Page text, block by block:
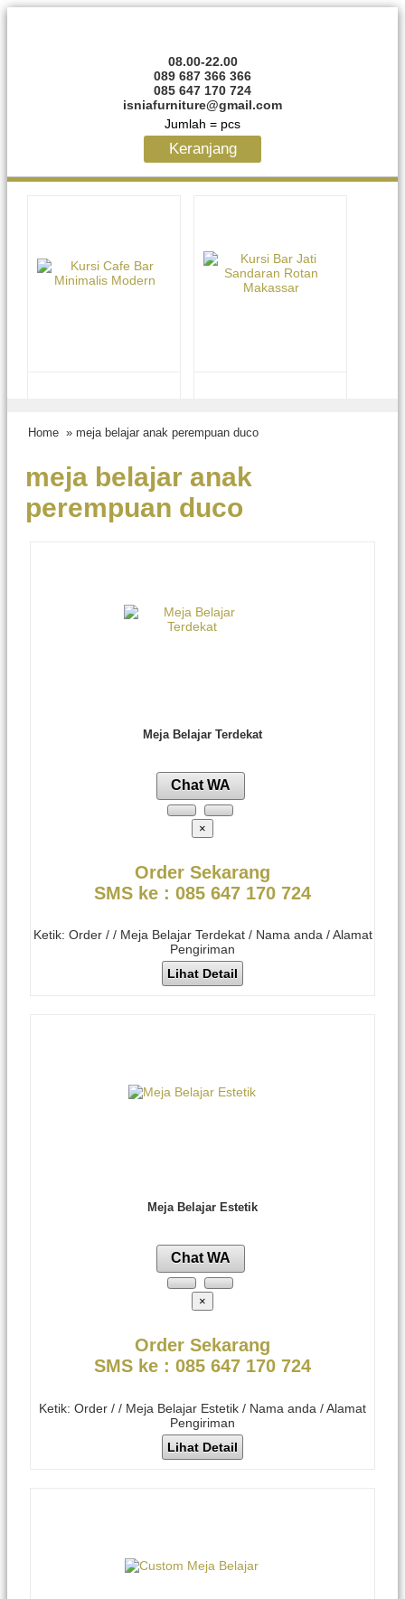
08.00-22.00
089 687 366 366
085 647 170 724
isniafurniture@gmail.com
Jumlah = pcs
Keranjang
Home » meja belajar anak perempuan duco
meja belajar anak
perempuan duco
Meja Belajar Terdekat
Chat WA
×
Order Sekarang
SMS ke : 085 647 170 724
Ketik: Order / / Meja Belajar Terdekat / Nama anda / Alamat
Pengiriman
Lihat Detail
Meja Belajar Estetik
Chat WA
×
Order Sekarang
SMS ke : 085 647 170 724
Ketik: Order / / Meja Belajar Estetik / Nama anda / Alamat
Pengiriman
Lihat Detail